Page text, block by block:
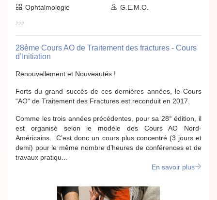
Ophtalmologie
G.E.M.O.
222
28ème Cours AO de Traitement des fractures - Cours
d’Initiation
Renouvellement et Nouveautés !
Forts du grand succès de ces dernières années, le Cours
“AO“ de Traitement des Fractures est reconduit en 2017.
Comme les trois années précédentes, pour sa 28° édition, il
est organisé selon le modèle des Cours AO Nord-
Américains. C’est donc un cours plus concentré (3 jours et
demi) pour le même nombre d’heures de conférences et de
travaux pratiqu...
En savoir plus